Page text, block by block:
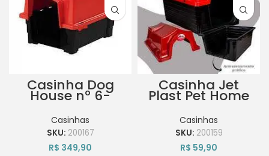
Casinha Dog
House nº 6-
Casinhas
SKU: 200167
R$ 349,90
Casinha Jet
Plast Pet Home
Casinhas
SKU: 200159
R$ 59,90